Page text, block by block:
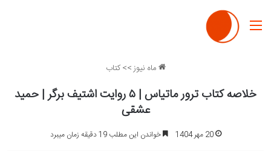
منو
ماه نیوز>> کتاب
خلاصه کتاب ترور ماتیاس | ۵ روایت اشتیف برگر | حمید
عشقی
20 مهر 1404 خواندن این مطلب 19 دقیقه زمان میبرد